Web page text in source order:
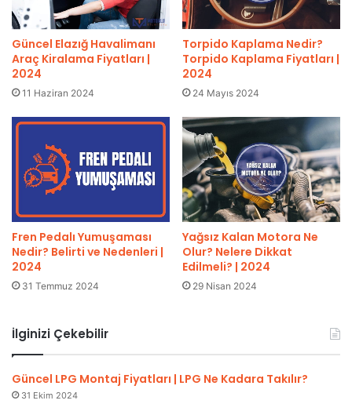
Güncel Elazığ Havalimanı
Araç Kiralama Fiyatları |
2024
11 Haziran 2024
Torpido Kaplama Nedir?
Torpido Kaplama Fiyatları |
2024
24 Mayıs 2024
Fren Pedalı Yumuşaması
Nedir? Belirti ve Nedenleri |
2024
31 Temmuz 2024
Yağsız Kalan Motora Ne
Olur? Nelere Dikkat
Edilmeli? | 2024
29 Nisan 2024
İlginizi Çekebilir
Güncel LPG Montaj Fiyatları | LPG Ne Kadara Takılır?
31 Ekim 2024